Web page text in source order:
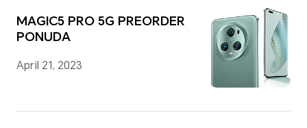
MAGIC5 PRO 5G PREORDER
PONUDA
April 21, 2023